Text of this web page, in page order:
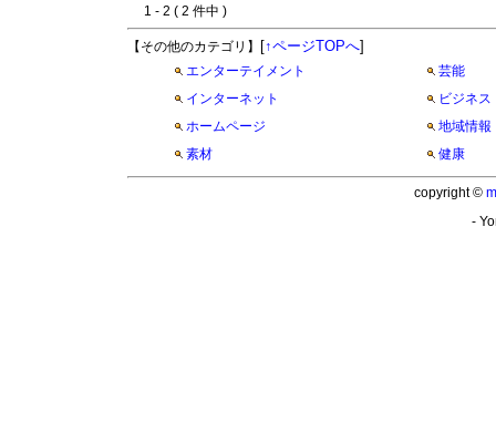
1 - 2 ( 2 件中 )
【その他のカテゴリ】 [↑ページTOPへ]
エンターテイメント
芸能
インターネット
ビジネス
ホームページ
地域情報
素材
健康
copyright ©
-